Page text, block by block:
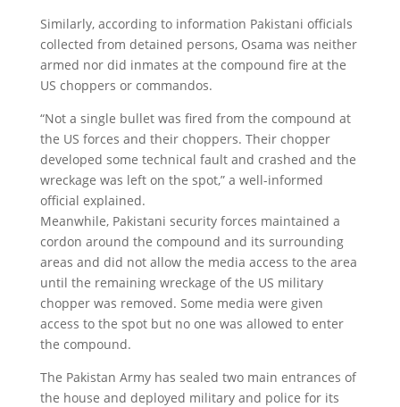
Similarly, according to information Pakistani officials
collected from detained persons, Osama was neither
armed nor did inmates at the compound fire at the
US choppers or commandos.
“Not a single bullet was fired from the compound at
the US forces and their choppers. Their chopper
developed some technical fault and crashed and the
wreckage was left on the spot,” a well-informed
official explained.
Meanwhile, Pakistani security forces maintained a
cordon around the compound and its surrounding
areas and did not allow the media access to the area
until the remaining wreckage of the US military
chopper was removed. Some media were given
access to the spot but no one was allowed to enter
the compound.
The Pakistan Army has sealed two main entrances of
the house and deployed military and police for its